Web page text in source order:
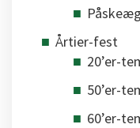
Påskeæg
Årtier-fest
20’er-
50’er-
60’er-